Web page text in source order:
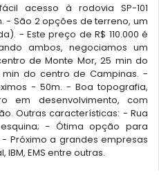
acesso à rodovia SP-101
- São 2 opções de terreno, um
- Este preço de R$ 110.000 é
ambos, negociamos um
de Monte Mor, 25 min do
do centro de Campinas. -
- 50m. - Boa topografia,
em desenvolvimento, com
Outras características: - Rua
- Ótima opção para
Próximo a grandes empresas
EMS entre outras.